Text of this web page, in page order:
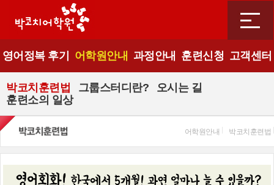
영어정복 후기 어학원안내 과정안내 훈련신청 고객센터
박코치훈련법 그룹스터디란?
오시는 길
훈련소의 일상
어학원안내 박코치훈련법